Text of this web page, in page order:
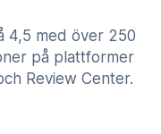
4,5 med över 250
på plattformer
Review Center.